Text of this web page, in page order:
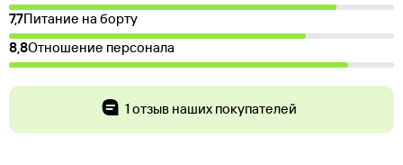
7,7Питание на борту
8,8Отношение персонала
1 отзыв наших покупателей